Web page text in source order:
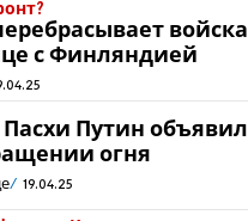
войска
с Финляндией
Пасхи Путин объявил
огня
19.04.25